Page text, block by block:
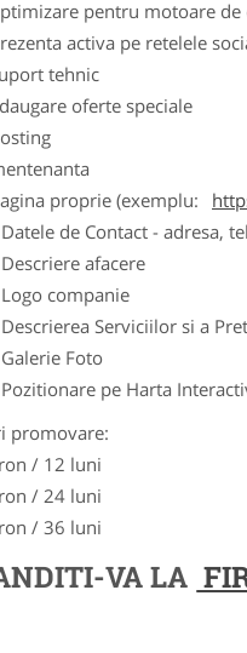
pentru motoare de
activa pe retelele
tehnic
oferte speciale
proprie (exemplu:
de Contact - adresa,
afacere
companie
Serviciilor si a
Foto
pe Harta
promovare:
/ 12 luni
/ 24 luni
/ 36 luni
VA LA